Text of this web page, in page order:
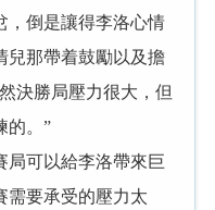
倒是讓得李洛心情
兒那帶着鼓勵以及擔
決勝局壓力很大，但
的。”
可以給李洛帶來巨
需要承受的壓力太